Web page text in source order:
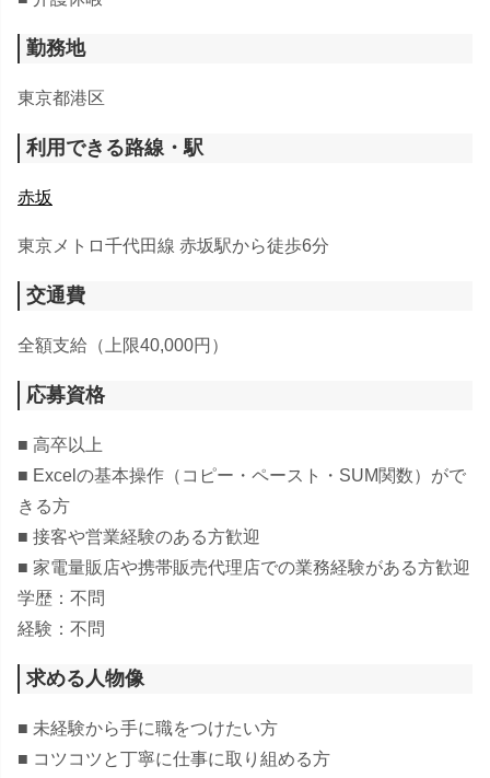
勤務地
東京都港区
利用できる路線・駅
赤坂
東京メトロ千代田線 赤坂駅から徒歩6分
交通費
全額支給（上限40,000円）
応募資格
■ 高卒以上
■ Excelの基本操作（コピー・ペースト・SUM関数）がで
きる方
■ 接客や営業経験のある方歓迎
■ 家電量販店や携帯販売代理店での業務経験がある方歓迎
学歴：不問
経験：不問
求める人物像
■ 未経験から手に職をつけたい方
■ コツコツと丁寧に仕事に取り組める方